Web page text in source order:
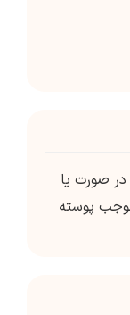
در صورت یا
پوسته